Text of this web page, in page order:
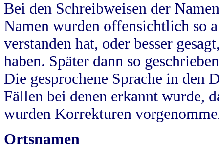
Bei den Schreibweisen der
Namen wurden offensichtlich so
verstanden hat, oder besser
haben. Später dann so
Die gesprochene Sprache in
Fällen bei denen erkannt wurde,
wurden Korrekturen
Ortsnamen